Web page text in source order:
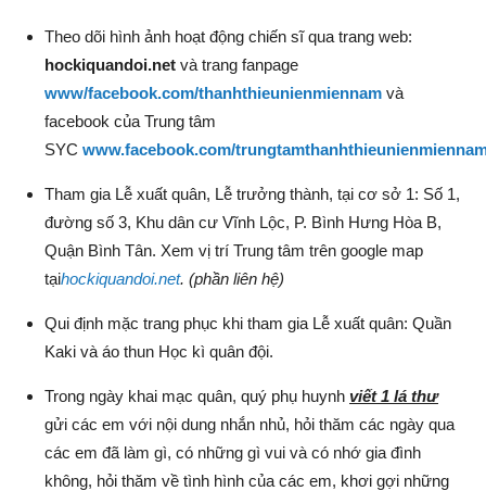
Theo dõi hình ảnh hoạt động chiến sĩ qua trang web:
hockiquandoi.net và trang fanpage
www/facebook.com/thanhthieunienmiennam và
facebook của Trung tâm
SYC www.facebook.com/
Tham gia Lễ xuất quân, Lễ trưởng thành, tại cơ sở 1: Số 1,
đường số 3, Khu dân cư Vĩnh Lộc, P. Bình Hưng Hòa B,
Quận Bình Tân. Xem vị trí Trung tâm trên google map
tạihockiquandoi.net. (phần liên hệ)
Qui định mặc trang phục khi tham gia Lễ xuất quân: Quần
Kaki và áo thun Học kì quân đội.
Trong ngày khai mạc quân, quý phụ huynh viết 1 lá thư
gửi các em với nội dung nhắn nhủ, hỏi thăm các ngày qua
các em đã làm gì, có những gì vui và có nhớ gia đình
không, hỏi thăm về tình hình của các em, khơi gợi những